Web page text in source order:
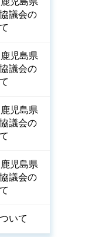
議会の
児島県
議会の
児島県
議会の
児島県
議会の
いて